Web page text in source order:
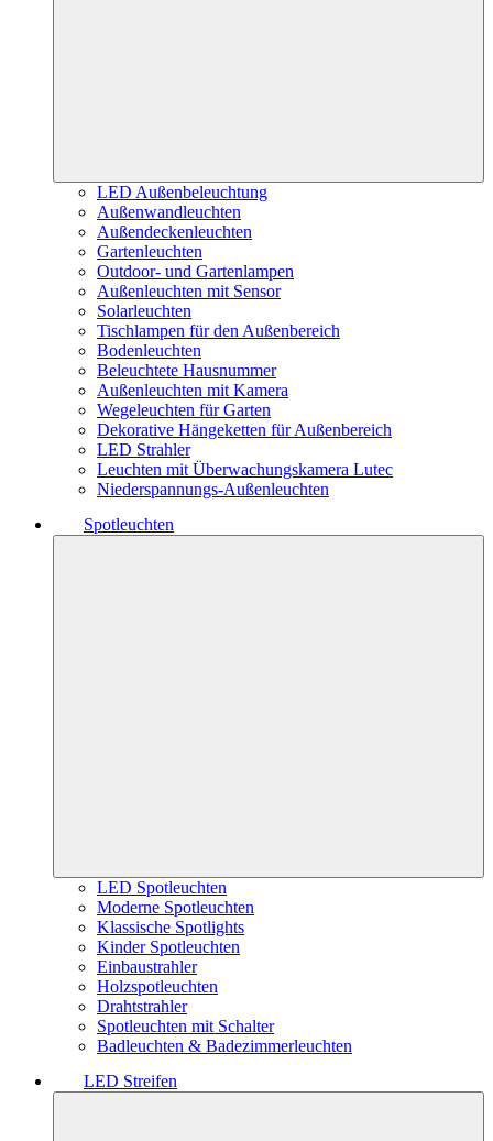
LED Außenbeleuchtung
Außenwandleuchten
Außendeckenleuchten
Gartenleuchten
Outdoor- und Gartenlampen
Außenleuchten mit Sensor
Solarleuchten
Tischlampen für den Außenbereich
Bodenleuchten
Beleuchtete Hausnummer
Außenleuchten mit Kamera
Wegeleuchten für Garten
Dekorative Hängeketten für Außenbereich
LED Strahler
Leuchten mit Überwachungskamera Lutec
Niederspannungs-Außenleuchten
Spotleuchten
LED Spotleuchten
Moderne Spotleuchten
Klassische Spotlights
Kinder Spotleuchten
Einbaustrahler
Holzspotleuchten
Drahtstrahler
Spotleuchten mit Schalter
Badleuchten & Badezimmerleuchten
LED Streifen